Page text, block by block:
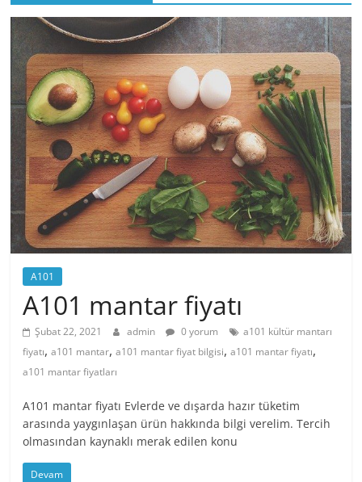
A101
A101 mantar fiyatı
Şubat 22, 2021 admin 0 yorum
a101 kültür mantarı
fiyatı,a101 mantar,a101 mantar fiyat bilgisi,a101 mantar fiyatı,
a101 mantar fiyatları
A101 mantar fiyatı Evlerde ve dışarda hazır tüketim
arasında yaygınlaşan ürün hakkında bilgi verelim. Tercih
olmasından kaynaklı merak edilen konu
Devam